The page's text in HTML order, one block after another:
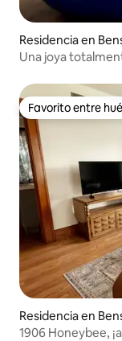
Residencia en
Una joya
Favorito entre
Favorito entre
Residencia en
1906 Honeybee,